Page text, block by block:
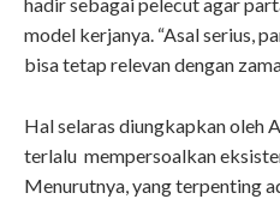
hadir sebagai pelecut agar
model kerjanya. “Asal serius,
bisa tetap relevan dengan
Hal selaras diungkapkan oleh
terlalu mempersoalkan
Menurutnya, yang terpenting